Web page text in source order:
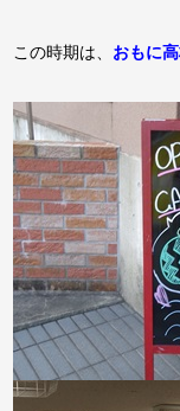
この時期は、 おもに